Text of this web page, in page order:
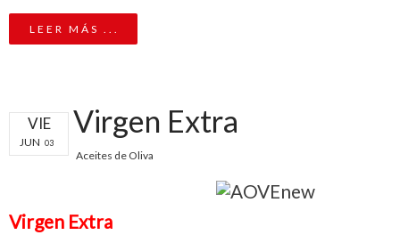
LEER MÁS ...
VIE
JUN 03
Virgen Extra
Aceites de Oliva
Virgen Extra